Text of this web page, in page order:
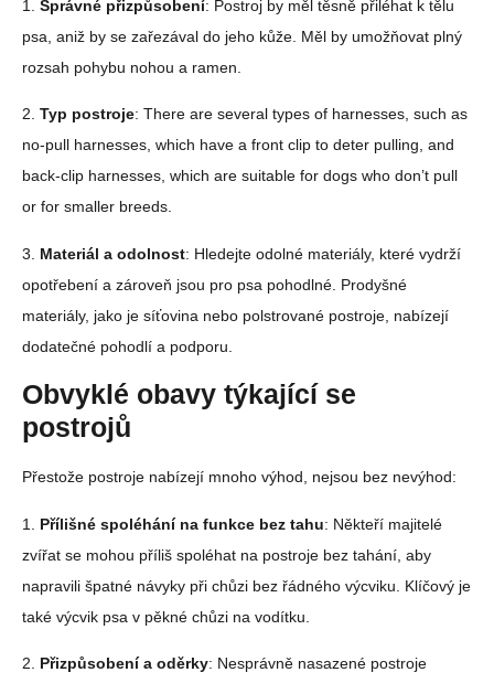
1. Správné přizpůsobení: Postroj by měl těsně přiléhat k tělu
psa, aniž by se zařezával do jeho kůže. Měl by umožňovat plný
rozsah pohybu nohou a ramen.
2. Typ postroje: There are several types of harnesses, such as
no-pull harnesses, which have a front clip to deter pulling, and
back-clip harnesses, which are suitable for dogs who don’t pull
or for smaller breeds.
3. Materiál a odolnost: Hledejte odolné materiály, které vydrží
opotřebení a zároveň jsou pro psa pohodlné. Prodyšné
materiály, jako je síťovina nebo polstrované postroje, nabízejí
dodatečné pohodlí a podporu.
Obvyklé obavy týkající se
postrojů
Přestože postroje nabízejí mnoho výhod, nejsou bez nevýhod:
1. Přílišné spoléhání na funkce bez tahu: Někteří majitelé
zvířat se mohou příliš spoléhat na postroje bez tahání, aby
napravili špatné návyky při chůzi bez řádného výcviku. Klíčový je
také výcvik psa v pěkné chůzi na vodítku.
2. Přizpůsobení a oděrky: Nesprávně nasazené postroje